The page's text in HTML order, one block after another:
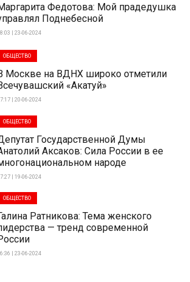
Федотова: Мой прадедушка
Поднебесной
| 23-06-2024
ОБЩЕСТВО
Москве на ВДНХ широко отметили
«Акатуй»
| 20-06-2024
ОБЩЕСТВО
Государственной Думы
Аксаков: Сила России в ее
народе
| 19-06-2024
ОБЩЕСТВО
Ратникова: Тема женского
— тренд современной
| 23-06-2024